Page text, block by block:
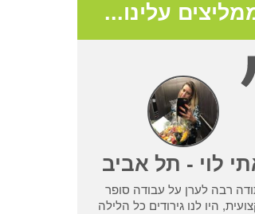
עלינו...
לוי - תל אביב
רבה לערן על עבודה סופר
היו לנו גירודים כל הלילה